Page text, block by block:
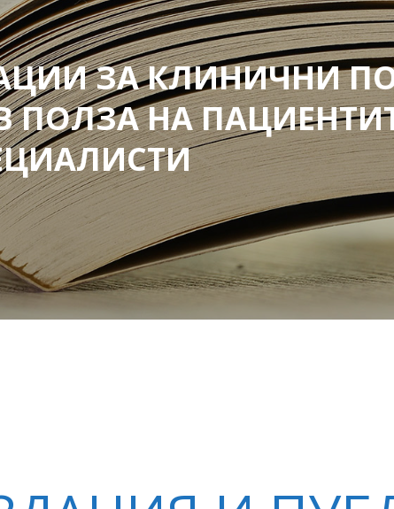
ЗА КЛИНИЧНИ
ПОЛЗА НА